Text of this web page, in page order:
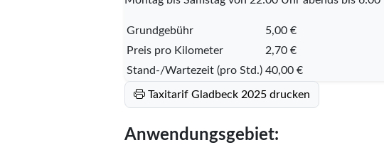
Grundgebühr
5,00 €
Preis pro Kilometer
2,70 €
Stand-/Wartezeit (pro Std.) 40,00 €
Taxitarif Gladbeck 2025 drucken
Anwendungsgebiet: